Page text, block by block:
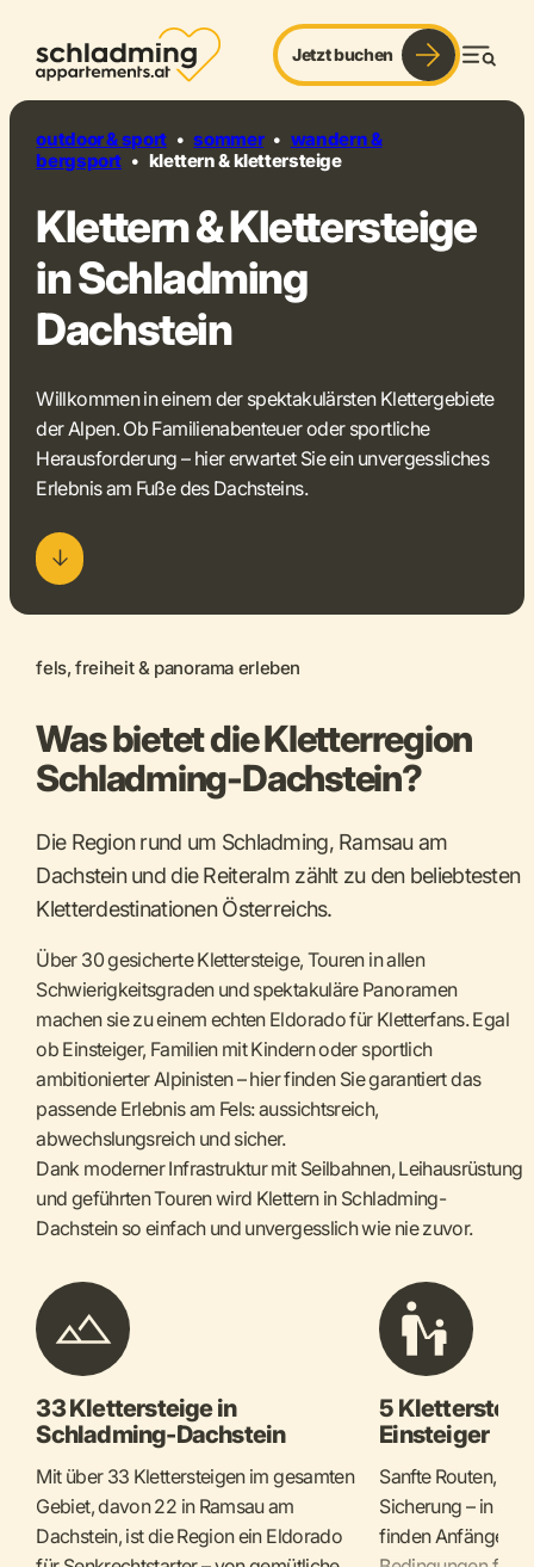
Jetzt buchen
outdoor & sport • sommer • wandern &
bergsport • klettern & klettersteige
Klettern & Klettersteige
in Schladming
Dachstein
Willkommen in einem der spektakulärsten Klettergebiete
der Alpen. Ob Familienabenteuer oder sportliche
Herausforderung – hier erwartet Sie ein unvergessliches
Erlebnis am Fuße des Dachsteins.
panorama. adrenalin. freiheit.
fels, freiheit & panorama erleben
Was bietet die Kletterregion
Schladming-Dachstein?
Die Region rund um Schladming, Ramsau am
Dachstein und die Reiteralm zählt zu den beliebtesten
Kletterdestinationen Österreichs.
Über 30 gesicherte Klettersteige, Touren in allen
Schwierigkeitsgraden und spektakuläre Panoramen
machen sie zu einem echten Eldorado für Kletterfans. Egal
ob Einsteiger, Familien mit Kindern oder sportlich
ambitionierter Alpinisten – hier finden Sie garantiert das
passende Erlebnis am Fels: aussichtsreich,
abwechslungsreich und sicher.
Dank moderner Infrastruktur mit Seilbahnen, Leihausrüstung
und geführten Touren wird Klettern in Schladming-
Dachstein so einfach und unvergesslich wie nie zuvor.
33 Klettersteige in
Schladming-Dachstein
Mit über 33 Klettersteigen im gesamten
Gebiet, davon 22 in Ramsau am
Dachstein, ist die Region ein Eldorado
5
Einsteiger
Sanfte Routen,
Sicherung – in
finden Anfänger